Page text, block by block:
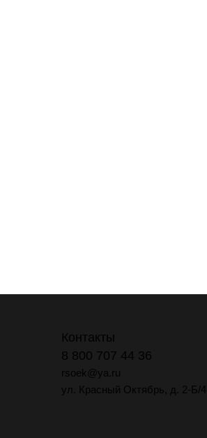
Контакты
8 800 707 44 36
rsoek@ya.ru
ул. Красный Октябрь, д. 2-Б/4